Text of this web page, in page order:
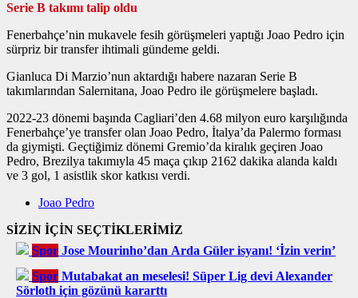
Serie B takımı talip oldu
Fenerbahçe’nin mukavele fesih görüşmeleri yaptığı Joao Pedro için
sürpriz bir transfer ihtimali gündeme geldi.
Gianluca Di Marzio’nun aktardığı habere nazaran Serie B
takımlarından Salernitana, Joao Pedro ile görüşmelere başladı.
2022-23 dönemi başında Cagliari’den 4.68 milyon euro karşılığında
Fenerbahçe’ye transfer olan Joao Pedro, İtalya’da Palermo forması
da giymişti. Geçtiğimiz dönemi Gremio’da kiralık geçiren Joao
Pedro, Brezilya takımıyla 45 maça çıkıp 2162 dakika alanda kaldı
ve 3 gol, 1 asistlik skor katkısı verdi.
Joao Pedro
SİZİN İÇİN SEÇTİKLERİMİZ
Spor Jose Mourinho’dan Arda Güler isyanı! ‘İzin verin’
Spor Mutabakat an meselesi! Süper Lig devi Alexander
Sörloth için gözünü kararttı